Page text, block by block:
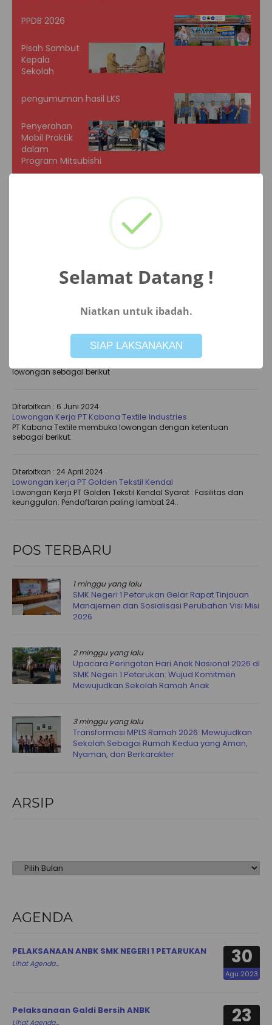
PPDB 2026
Pisah Sambut
Kepala
Sekolah
pengumuman hasil LKS
Penyerahan
Mobil Praktik
dalam
Program Mitsubishi
Dies Natalis SMK Negeri 1
PENGUMUMAN TERBARU
6 Juni 2024
Membuka Lowongan Kerja Soto Sedap Boyolali
lowongan sebagai berikut
Diterbitkan : 6 Juni 2024
Lowongan Kerja PT Kabana Textile Industries
PT Kabana Textile membuka lowongan dengan ketentuan
sebagai berikut:
Diterbitkan : 24 April 2024
Lowongan kerja PT Golden Tekstil Kendal
Lowongan Kerja PT Golden Tekstil Kendal Syarat : Fasilitas dan
keunggulan: Pendaftaran paling lambat 24..
POS TERBARU
1 minggu yang lalu
SMK Negeri 1 Petarukan Gelar Rapat Tinjauan
Manajemen dan Sosialisasi Perubahan Visi Misi
2026
2 minggu yang lalu
Upacara Peringatan Hari Anak Nasional 2026 di
SMK Negeri 1 Petarukan: Wujud Komitmen
Mewujudkan Sekolah Ramah Anak
3 minggu yang lalu
Transformasi MPLS Ramah 2026: Mewujudkan
Sekolah Sebagai Rumah Kedua yang Aman,
Nyaman, dan Berkarakter
ARSIP
AGENDA
30
Agu 2023
PELAKSANAAN ANBK SMK NEGERI 1 PETARUKAN
Lihat Agenda...
23
Pelaksanaan Galdi Bersih ANBK
Lihat Agenda...
Selamat Datang !
Niatkan untuk ibadah.
SIAP LAKSANAKAN